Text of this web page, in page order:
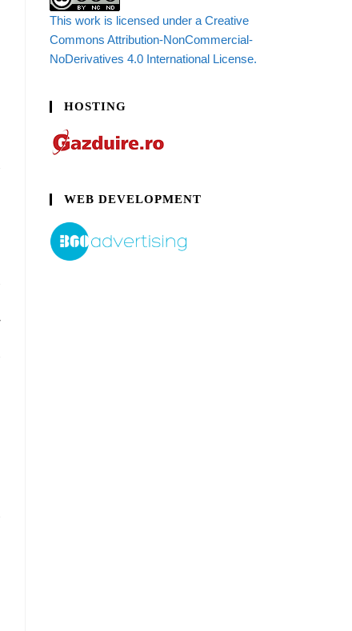
This work is licensed under a Creative
Commons Attribution-NonCommercial-
NoDerivatives 4.0 International License.
HOSTING
WEB DEVELOPMENT